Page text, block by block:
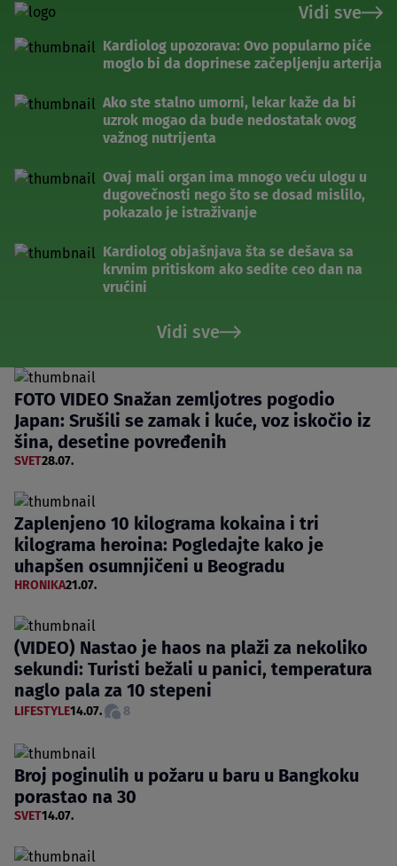
Vidi sve
Kardiolog upozorava: Ovo popularno piće
moglo bi da doprinese začepljenju arterija
Ako ste stalno umorni, lekar kaže da bi
uzrok mogao da bude nedostatak ovog
važnog nutrijenta
Ovaj mali organ ima mnogo veću ulogu u
dugovečnosti nego što se dosad mislilo,
pokazalo je istraživanje
Kardiolog objašnjava šta se dešava sa
krvnim pritiskom ako sedite ceo dan na
vrućini
Vidi sve
FOTO VIDEO Snažan zemljotres pogodio
Japan: Srušili se zamak i kuće, voz iskočio iz
šina, desetine povređenih
SVET28.07.
Zaplenjeno 10 kilograma kokaina i tri
kilograma heroina: Pogledajte kako je
uhapšen osumnjičeni u Beogradu
HRONIKA21.07.
(VIDEO) Nastao je haos na plaži za nekoliko
sekundi: Turisti bežali u panici, temperatura
naglo pala za 10 stepeni
LIFESTYLE14.07. 8
Broj poginulih u požaru u baru u Bangkoku
porastao na 30
SVET14.07.